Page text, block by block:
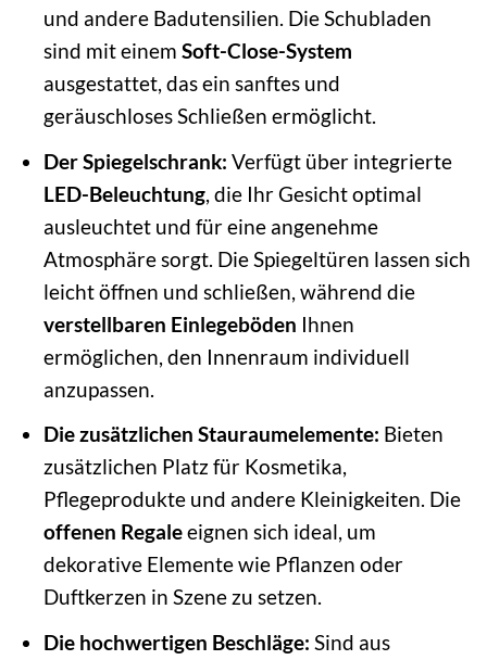
und andere Badutensilien. Die Schubladen
sind mit einem Soft-Close-System
ausgestattet, das ein sanftes und
geräuschloses Schließen ermöglicht.
Der Spiegelschrank: Verfügt über integrierte
LED-Beleuchtung, die Ihr Gesicht optimal
ausleuchtet und für eine angenehme
Atmosphäre sorgt. Die Spiegeltüren lassen sich
leicht öffnen und schließen, während die
verstellbaren Einlegeböden Ihnen
ermöglichen, den Innenraum individuell
anzupassen.
Die zusätzlichen Stauraumelemente: Bieten
zusätzlichen Platz für Kosmetika,
Pflegeprodukte und andere Kleinigkeiten. Die
offenen Regaleeignen sich ideal, um
dekorative Elemente wie Pflanzen oder
Duftkerzen in Szene zu setzen.
Die hochwertigen Beschläge: Sind aus